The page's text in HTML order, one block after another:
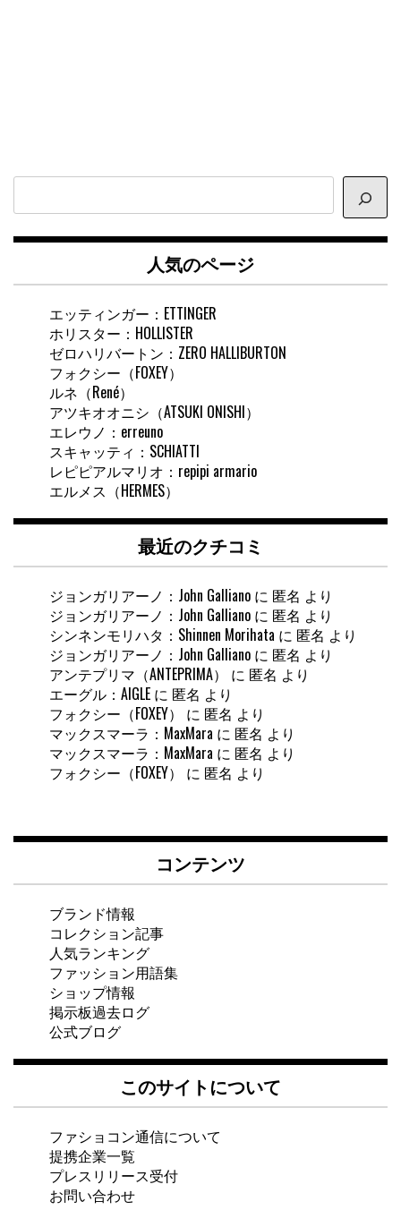
サ
内
索
人気のページ
エッティンガー：ETTINGER
ホリスター：HOLLISTER
ゼロハリバートン：ZERO HALLIBURTON
フォクシー（FOXEY）
ルネ（René）
アツキオオニシ（ATSUKI ONISHI）
エレウノ：erreuno
スキャッティ：SCHIATTI
レピピアルマリオ：repipi armario
エルメス（HERMES）
最近のクチコミ
ジョンガリアーノ：John Galliano に 匿名 より
ジョンガリアーノ：John Galliano に 匿名 より
シンネンモリハタ：Shinnen Morihata に 匿名 より
ジョンガリアーノ：John Galliano に 匿名 より
アンテプリマ（ANTEPRIMA）
に 匿名 より
エーグル：AIGLE に 匿名 より
フォクシー（FOXEY）
に 匿名 より
マックスマーラ：MaxMara に 匿名 より
マックスマーラ：MaxMara に 匿名 より
フォクシー（FOXEY）
に 匿名 より
コンテンツ
ブランド情報
コレクション記事
人気ランキング
ファッション用語集
ショップ情報
掲示板過去ログ
公式ブログ
このサイトについて
ファショコン通信について
提携企業一覧
プレスリリース受付
お問い合わせ